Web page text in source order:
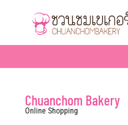
Chuanchom Bakery
Online Shopping